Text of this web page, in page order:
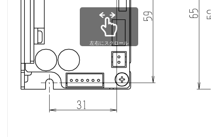
左右にスクロール